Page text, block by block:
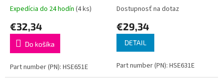
Expedícia do 24 hodín (4 ks)
€32,34
Do košíka
Part number (PN): HSE651E
Dostupnosť na dotaz
€29,34
DETAIL
Part number (PN): HSE631E